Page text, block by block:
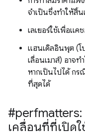
จำเป็นซึ่งทำให้สิ้น
เลเยอร์ใช้เพื่อแค
แฮนเดิลอินพุต (โ
เลื่อนเมาส์) อาจ
หากเป็นไปได้ ก
ที่สุดได้
เคลื่อนที่ที่เปิด